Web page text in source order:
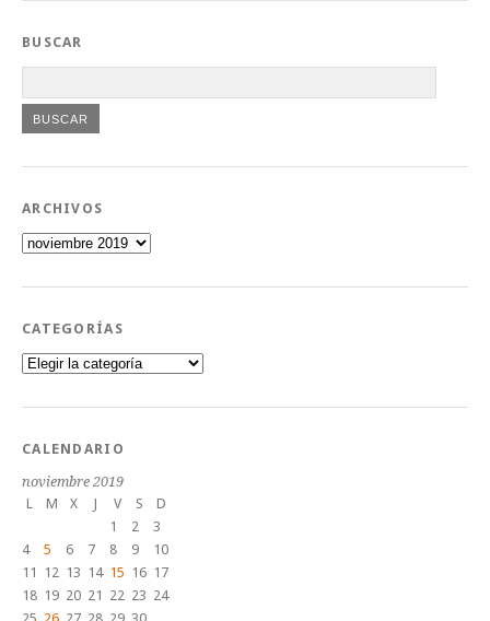
BUSCAR
ARCHIVOS
Archivos
CATEGORÍAS
Categorías
CALENDARIO
noviembre 2019
L
M X J V S
D
1
2
3
4
5 6 7 8 9
10
11
12 13 14 15 16 17
18 19 20 21 22 23 24